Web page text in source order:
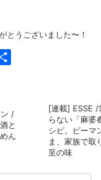
とうございました〜！
/
と
ん
[連載] ESSE /
らない「麻婆
シピ。ピーマ
ま、家族で取
至の味